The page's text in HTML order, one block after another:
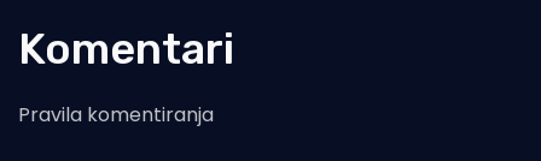
Komentari
Pravila komentiranja